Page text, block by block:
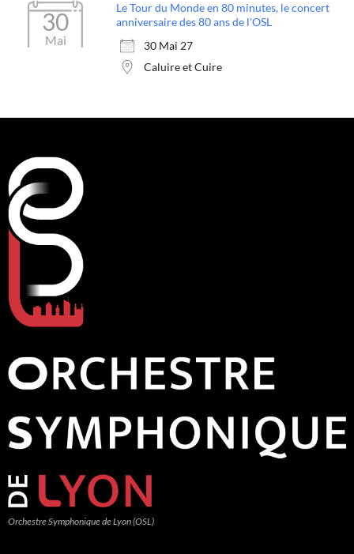
30
Mai
Le Tour du Monde en 80 minutes, le concert
anniversaire des 80 ans de l'OSL
30 Mai 27
Caluire et Cuire
Orchestre Symphonique de Lyon (OSL)